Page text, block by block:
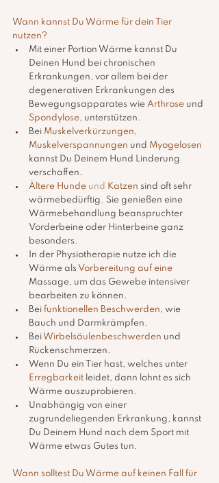
Wann kannst Du Wärme für dein Tier
nutzen?
Mit einer Portion Wärme kannst Du
Deinen Hund bei chronischen
Erkrankungen, vor allem bei der
degenerativen Erkrankungen des
Bewegungsapparates wie Arthrose und
Spondylose, unterstützen.
Bei Muskelverkürzungen,
Muskelverspannungen und Myogelosen
kannst Du Deinem Hund Linderung
verschaffen.
Ältere Hunde und Katzen sind oft sehr
wärmebedürftig. Sie genießen eine
Wärmebehandlung beanspruchter
Vorderbeine oder Hinterbeine ganz
besonders.
In der Physiotherapie nutze ich die
Wärme als Vorbereitung auf eine
Massage, um das Gewebe intensiver
bearbeiten zu können.
Bei funktionellen Beschwerden, wie
Bauch und Darmkrämpfen.
Bei Wirbelsäulenbeschwerden und
Rückenschmerzen.
Wenn Du ein Tier hast, welches unter
Erregbarkeit leidet, dann lohnt es sich
Wärme auszuprobieren.
Unabhängig von einer
zugrundeliegenden Erkrankung, kannst
Du Deinem Hund nach dem Sport mit
Wärme etwas Gutes tun.
Wann solltest Du Wärme auf keinen Fall für